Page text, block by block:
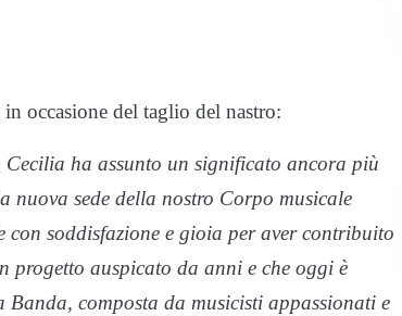
occasione del taglio del nastro:
ha assunto un significato ancora più
nuova sede della nostro Corpo musicale
soddisfazione e gioia per aver contribuito
progetto auspicato da anni e che oggi è
composta da musicisti appassionati e